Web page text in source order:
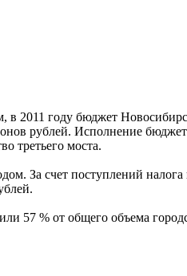
в 2011 году бюджет
рублей. Исполнение
третьего моста.
За счет поступлений
57 % от общего объема